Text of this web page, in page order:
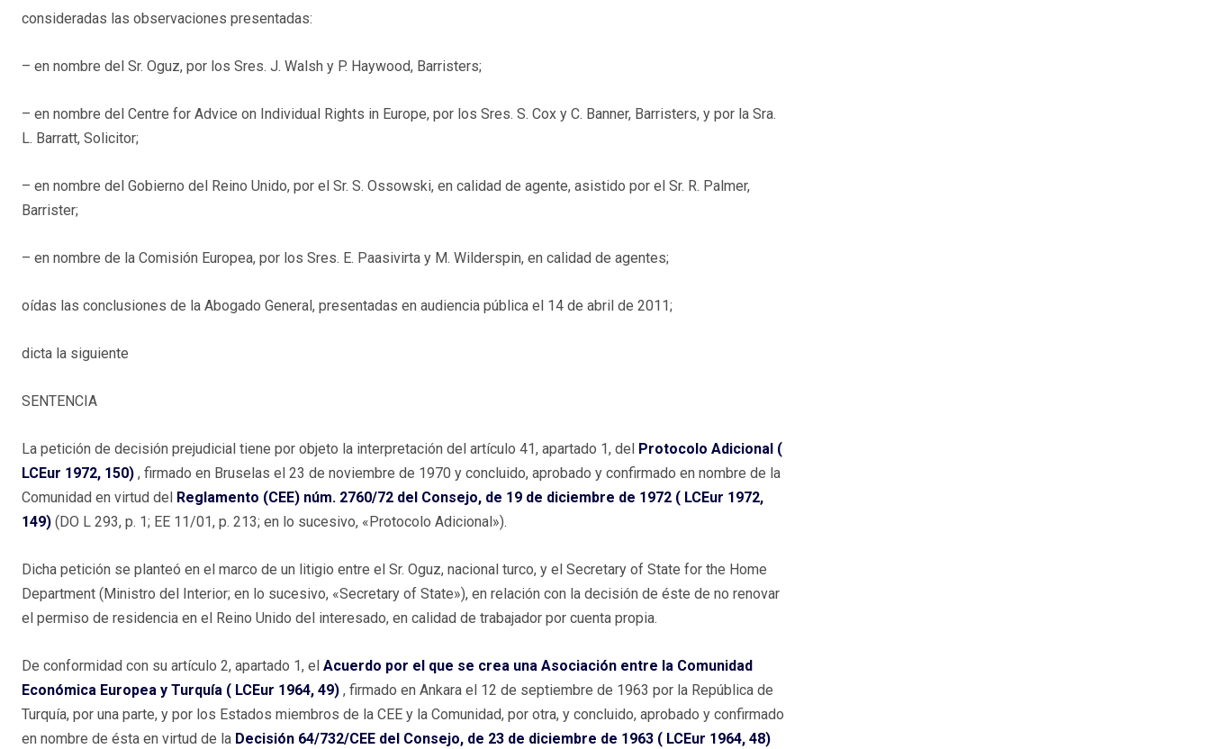
consideradas las observaciones presentadas:
– en nombre del Sr. Oguz, por los Sres. J. Walsh y P. Haywood, Barristers;
– en nombre del Centre for Advice on Individual Rights in Europe, por los Sres. S. Cox y C. Banner, Barristers, y por la Sra.
L. Barratt, Solicitor;
– en nombre del Gobierno del Reino Unido, por el Sr. S. Ossowski, en calidad de agente, asistido por el Sr. R. Palmer,
Barrister;
– en nombre de la Comisión Europea, por los Sres. E. Paasivirta y M. Wilderspin, en calidad de agentes;
oídas las conclusiones de la Abogado General, presentadas en audiencia pública el 14 de abril de 2011;
dicta la siguiente
SENTENCIA
La petición de decisión prejudicial tiene por objeto la interpretación del artículo 41, apartado 1, del
Protocolo Adicional (
LCEur 1972, 150) , firmado en Bruselas el 23 de noviembre de 1970 y concluido, aprobado y confirmado en nombre de la
Comunidad en virtud del
Reglamento (CEE) núm. 2760/72 del Consejo, de 19 de diciembre de 1972 ( LCEur 1972,
149) (DO L 293, p. 1; EE 11/01, p. 213; en lo sucesivo, «Protocolo Adicional»).
Dicha petición se planteó en el marco de un litigio entre el Sr. Oguz, nacional turco, y el Secretary of State for the Home
Department (Ministro del Interior; en lo sucesivo, «Secretary of State»), en relación con la decisión de éste de no renovar
el permiso de residencia en el Reino Unido del interesado, en calidad de trabajador por cuenta propia.
De conformidad con su artículo 2, apartado 1, el Acuerdo por el que se crea una Asociación entre la Comunidad
Económica Europea y Turquía ( LCEur 1964, 49) , firmado en Ankara el 12 de septiembre de 1963 por la República de
Turquía, por una parte, y por los Estados miembros de la CEE y la Comunidad, por otra, y concluido, aprobado y confirmado
en nombre de ésta en virtud de la Decisión 64/732/CEE del Consejo, de 23 de diciembre de 1963 ( LCEur 1964, 48)